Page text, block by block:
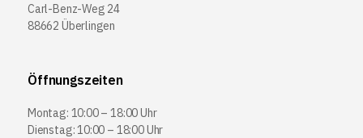
Carl-Benz-Weg 24
88662 Überlingen
Öffnungszeiten
Montag: 10:00 – 18:00 Uhr
Dienstag: 10:00 – 18:00 Uhr